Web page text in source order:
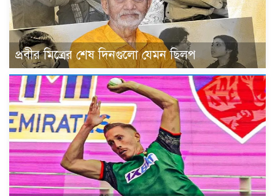
প্রবীর মিত্রের শেষ দিনগুলো যেমন ছিলপ